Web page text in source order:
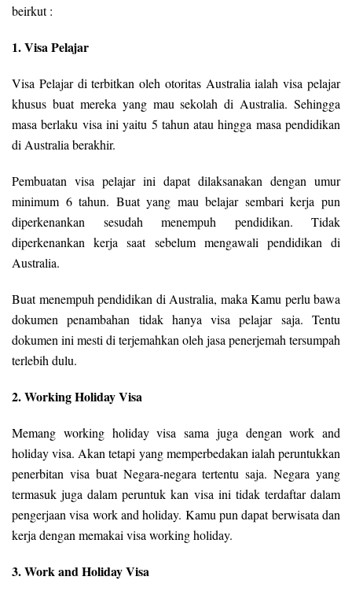
beirkut :
1. Visa Pelajar
Visa Pelajar di terbitkan oleh otoritas Australia ialah visa pelajar
khusus buat mereka yang mau sekolah di Australia. Sehingga
masa berlaku visa ini yaitu 5 tahun atau hingga masa pendidikan
di Australia berakhir.
Pembuatan visa pelajar ini dapat dilaksanakan dengan umur
minimum 6 tahun. Buat yang mau belajar sembari kerja pun
diperkenankan sesudah menempuh pendidikan. Tidak
diperkenankan kerja saat sebelum mengawali pendidikan di
Australia.
Buat menempuh pendidikan di Australia, maka Kamu perlu bawa
dokumen penambahan tidak hanya visa pelajar saja. Tentu
dokumen ini mesti di terjemahkan oleh jasa penerjemah tersumpah
terlebih dulu.
2. Working Holiday Visa
Memang working holiday visa sama juga dengan work and
holiday visa. Akan tetapi yang memperbedakan ialah peruntukkan
penerbitan visa buat Negara-negara tertentu saja. Negara yang
termasuk juga dalam peruntuk kan visa ini tidak terdaftar dalam
pengerjaan visa work and holiday. Kamu pun dapat berwisata dan
kerja dengan memakai visa working holiday.
3. Work and Holiday Visa